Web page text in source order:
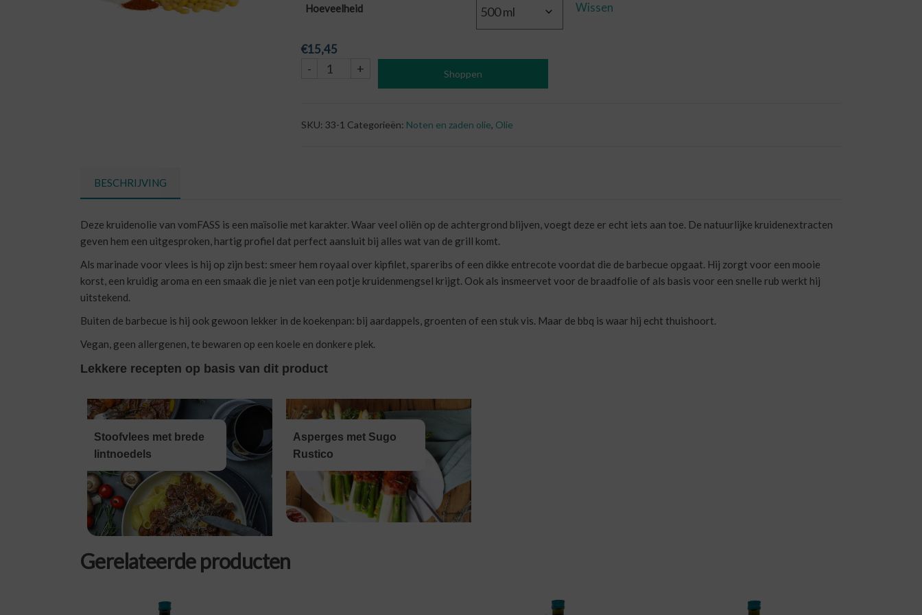
Hoeveelheid Wissen
€15,45
-
Gekruide+ Shoppen
SKU: 33-1 Categorieën: Noten en zaden olie, Olie
BESCHRIJVING
Deze kruidenolie van vomFASS is een maïsolie met karakter. Waar veel oliën op de achtergrond blijven, voegt deze er echt iets aan toe. De natuurlijke kruidenextracten
geven hem een uitgesproken, hartig profiel dat perfect aansluit bij alles wat van de grill komt.
Als marinade voor vlees is hij op zijn best: smeer hem royaal over kipfilet, spareribs of een dikke entrecote voordat die de barbecue opgaat. Hij zorgt voor een mooie
korst, een kruidig aroma en een smaak die je niet van een potje kruidenmengsel krijgt. Ook als insmeervet voor de braadfolie of als basis voor een snelle rub werkt hij
uitstekend.
Buiten de barbecue is hij ook gewoon lekker in de koekenpan: bij aardappels, groenten of een stuk vis. Maar de bbq is waar hij echt thuishoort.
Vegan, geen allergenen, te bewaren op een koele en donkere plek.
Lekkere recepten op basis van dit product
Stoofvlees met brede
lintnoedels
Asperges met Sugo
Rustico
Gerelateerde producten